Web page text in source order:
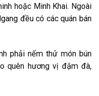
hoặc Minh Khai. Ngoài
đều có các quán bán
phải nếm thử món bún
quên hương vị đậm đà,